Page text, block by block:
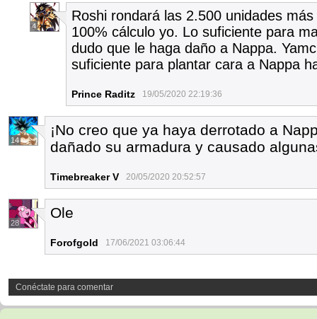
4
Roshi rondará las 2.500 unidades
100% cálculo yo. Lo suficiente para
dudo que le haga daño a Nappa.
suficiente para plantar cara a Nappa
Prince Raditz 19/05/2020 22:19:36
14
¡No creo que ya haya derrotado a
dañado su armadura y causado
Timebreaker V 20/05/2020 20:52:57
28
Ole
Forofgold 17/06/2021 03:06:44
Conéctate para comentar